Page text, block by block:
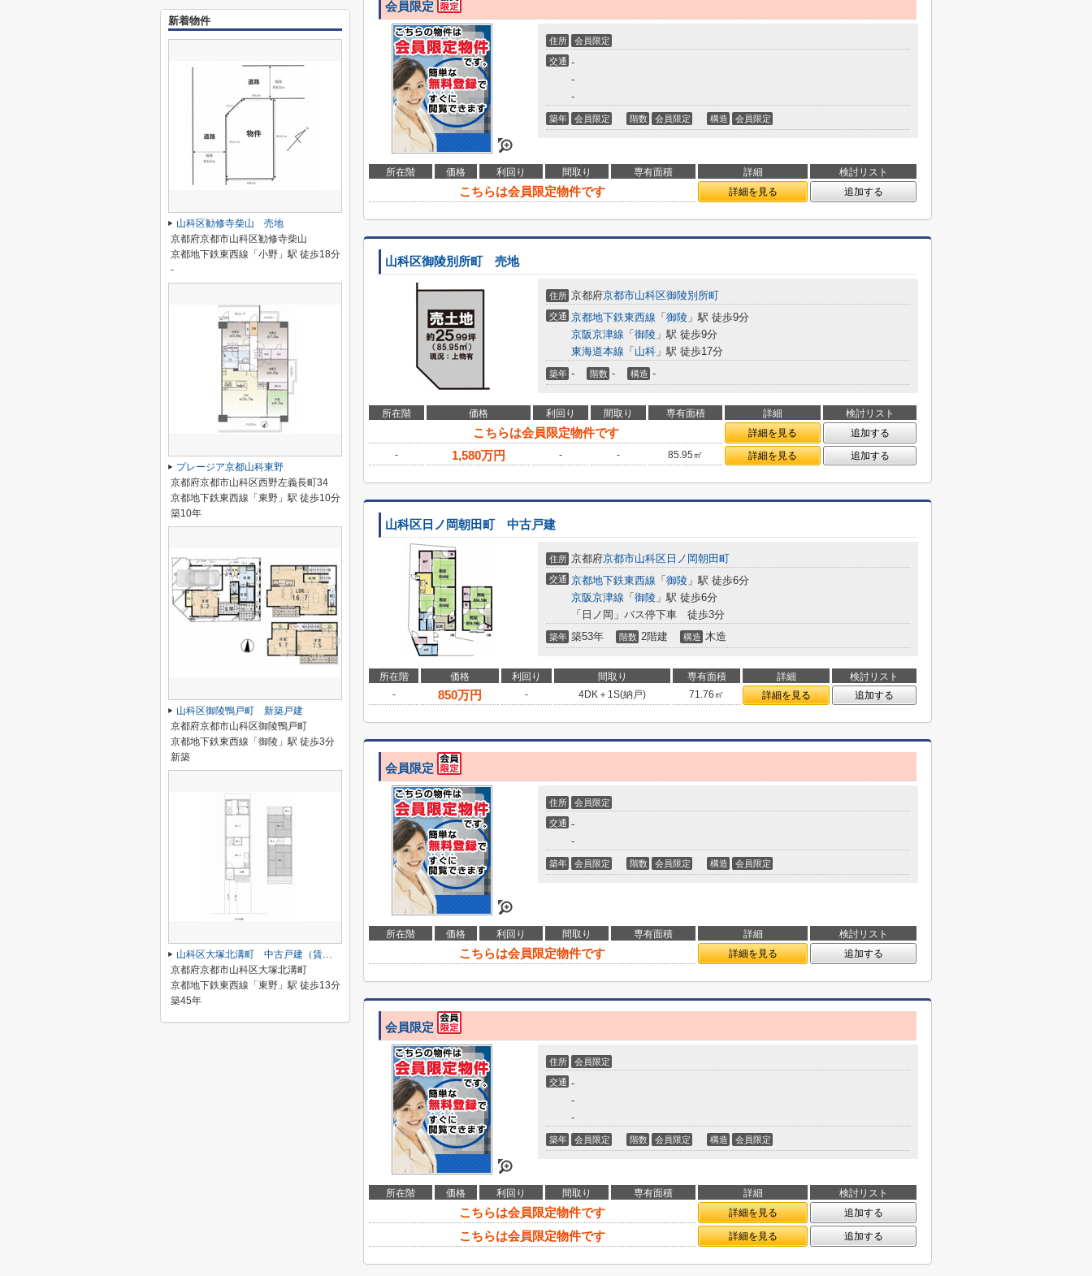
会員限定
住所 会員限定
交通 -
-
-
築年 会員限定 階数 会員限定 構造 会員限定
所在階 価格 利回り 間取り 専有面積 詳細 検討リスト
こちらは会員限定物件です 詳細を見る 追加する
山科区御陵別所町 売地
住所 京都府京都市山科区御陵別所町
交通 京都地下鉄東西線 「 御陵 」駅 徒歩9分
京阪京津線 「 御陵 」駅 徒歩9分
東海道本線 「 山科 」駅 徒歩17分
築年 - 階数 - 構造 -
所在階 価格 利回り 間取り 専有面積 詳細 検討リスト
こちらは会員限定物件です 詳細を見る
追加する
-
1,580万円 - - 85.95㎡ 詳細を見る 追加する
山科区日ノ岡朝田町 中古戸建
住所 京都府京都市山科区 日ノ岡朝田町
交通 京都地下鉄東西線 「 御陵 」駅 徒歩6分
京阪京津線 「 御陵 」駅 徒歩6分
「日ノ岡」バス停下車 徒歩3分
築年 築53年 階数 2階建 構造 木造
所在階 価格 利回り 間取り 専有面積 詳細
検討リスト
-
850万円 - 4DK＋1S(納戸) 71.76㎡ 詳細を見る 追加する
会員限定
住所 会員限定
交通 -
-
築年 会員限定 階数 会員限定 構造 会員限定
所在階 価格 利回り 間取り 専有面積 詳細 検討リスト
こちらは会員限定物件です 詳細を見る 追加する
会員限定
住所 会員限定
交通 -
-
-
築年 会員限定 階数 会員限定 構造 会員限定
所在階 価格 利回り 間取り 専有面積 詳細 検討リスト
こちらは会員限定物件です 詳細を見る 追加する
こちらは会員限定物件です 詳細を見る 追加する
新着物件
山科区勧修寺柴山 売地
京都府京都市山科区勧修寺柴山
京都地下鉄東西線「小野」駅 徒歩18分
-
プレージア京都山科東野
京都府京都市山科区西野左義長町34
京都地下鉄東西線「東野」駅 徒歩10分
築10年
山科区御陵鴨戸町 新築戸建
京都府京都市山科区御陵鴨戸町
京都地下鉄東西線「御陵」駅 徒歩3分
新築
山科区大塚北溝町 中古戸建（賃貸オーナーチェンジ）
京都府京都市山科区大塚北溝町
京都地下鉄東西線「東野」駅 徒歩13分
築45年